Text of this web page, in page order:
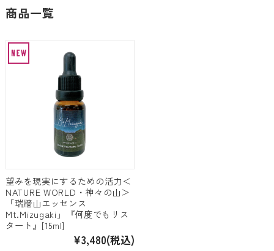
商品一覧
望みを現実にするための活力＜
NATURE WORLD・神々の山＞
「瑞牆山エッセンス
Mt.Mizugaki」『何度でもリス
タート』[15ml]
¥3,480(税込)